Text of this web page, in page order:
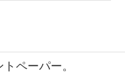
ペーパー。